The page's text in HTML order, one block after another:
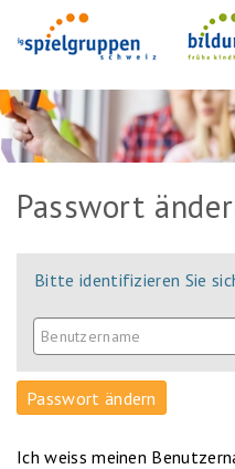
Passwort
Bitte identifizieren Sie
Ich weiss meinen